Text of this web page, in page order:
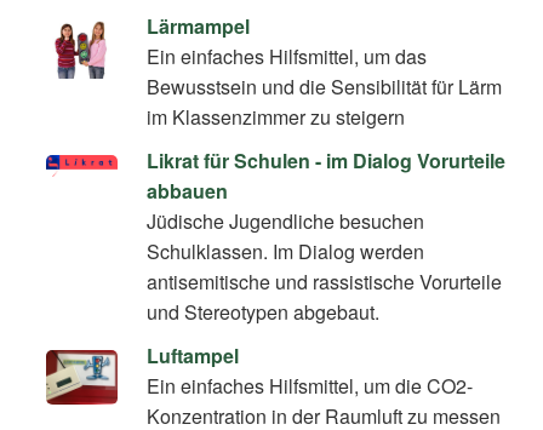
Lärmampel
Ein einfaches Hilfsmittel, um das
Bewusstsein und die Sensibilität für Lärm
im Klassenzimmer zu steigern
Likrat für Schulen - im Dialog Vorurteile
abbauen
Jüdische Jugendliche besuchen
Schulklassen. Im Dialog werden
antisemitische und rassistische Vorurteile
und Stereotypen abgebaut.
Luftampel
Ein einfaches Hilfsmittel, um die CO2-
Konzentration in der Raumluft zu messen